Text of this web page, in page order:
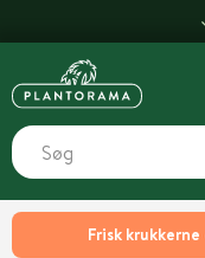
Frisk